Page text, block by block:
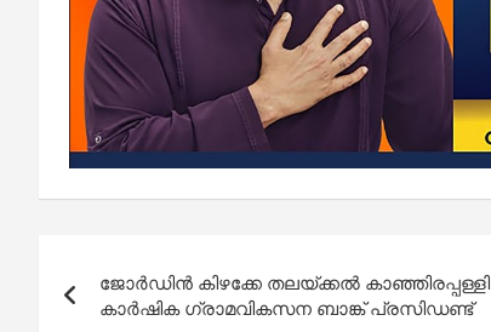
navigation
ജോർഡിൻ കിഴക്കേ തലയ്ക്കൽ കാഞ്ഞിരപ്പള്ളി
കാർഷിക ഗ്രാമവികസന ബാങ്ക് പ്രസിഡണ്ട്